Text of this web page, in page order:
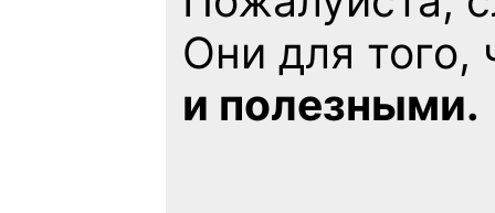
Они для того,
и полезными.